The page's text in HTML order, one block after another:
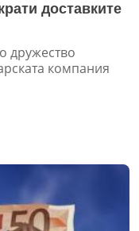
доставките
дружество
компания